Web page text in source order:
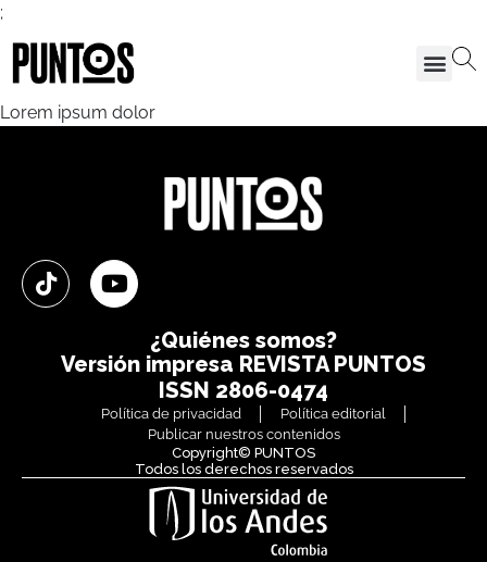
;
Lorem ipsum dolor
¿Quiénes somos?
Versión impresa REVISTA PUNTOS
ISSN 2806-0474
Política de privacidad
Política editorial
Publicar nuestros contenidos
Copyright© PUNTOS
Todos los derechos reservados